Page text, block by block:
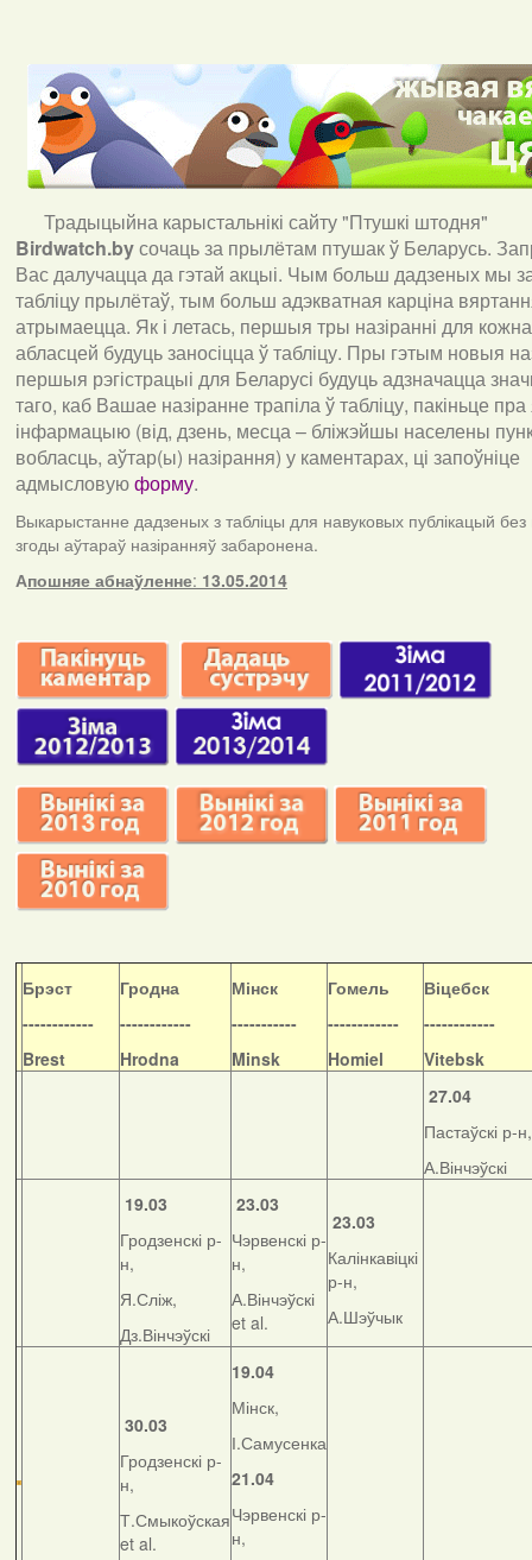
Традыцыйна карыстальнікі сайту "Птушкі штодня"
Birdwatch.byсочаць за прылётам птушак ў Беларусь.
Вас далучацца да гэтай акцыі. Чым больш дадзеных мы
табліцу прылётаў, тым больш адэкватная карціна
атрымаецца. Як і летась, першыя тры назіранні для
абласцей будуць заносіцца ў табліцу. Пры гэтым новыя
першыя рэгістрацыі для Беларусі будуць адзначацца
таго, каб Вашае назіранне трапіла ў табліцу, пакіньце пра
інфармацыю (від, дзень, месца – бліжэйшы населены
вобласць, аўтар(ы) назірання) у каментарах, ці запоўніце
адмысловуюформу.
Выкарыстанне дадзеных з табліцы для навуковых публікацый без
згоды аўтараў назіранняў забаронена.
Апошняе абнаўленне: 13.05.2014
Брэст
------------
Brest
Гродна
------------
Hrodna
Мінск
-----------
Minsk
Гомель
------------
Homiel
Віцебск
------------
Vitebsk
27.04
Пастаўскі р-н,
А.Вінчэўскі
19.03
Гродзенскі р-
н,
Я.Сліж,
Дз.Вінчэўскі
23.03
Чэрвенскі р-
н,
А.Вінчэўскі
et al.
23.03
Калінкавіцкі
р-н,
А.Шэўчык
30.03
Гродзенскі р-
н,
Т.Смыкоўская
et al.
19.04
Мінск,
І.Самусенка
21.04
Чэрвенскі р-
н,